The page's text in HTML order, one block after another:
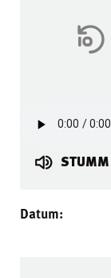
STUMM
Datum: